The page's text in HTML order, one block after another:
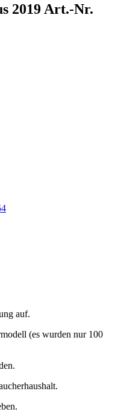
2019 Art.-Nr.
auf.
(es wurden nur 100